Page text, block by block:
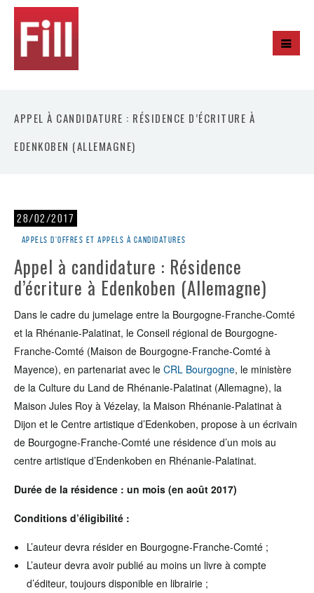
APPEL À CANDIDATURE : RÉSIDENCE D’ÉCRITURE À
EDENKOBEN (ALLEMAGNE)
28/02/2017
Appels d'offres et appels à candidatures
Appel à candidature : Résidence
d’écriture à Edenkoben (Allemagne)
Dans le cadre du jumelage entre la Bourgogne-Franche-Comté
et la Rhénanie-Palatinat, le Conseil régional de Bourgogne-
Franche-Comté (Maison de Bourgogne-Franche-Comté à
Mayence), en partenariat avec le CRL Bourgogne, le ministère
de la Culture du Land de Rhénanie-Palatinat (Allemagne), la
Maison Jules Roy à Vézelay, la Maison Rhénanie-Palatinat à
Dijon et le Centre artistique d’Edenkoben, propose à un écrivain
de Bourgogne-Franche-Comté une résidence d’un mois au
centre artistique d’Endenkoben en Rhénanie-Palatinat.
Durée de la résidence : un mois (en août 2017)
Conditions d’éligibilité :
L’auteur devra résider en Bourgogne-Franche-Comté ;
L’auteur devra avoir publié au moins un livre à compte
d’éditeur, toujours disponible en librairie ;